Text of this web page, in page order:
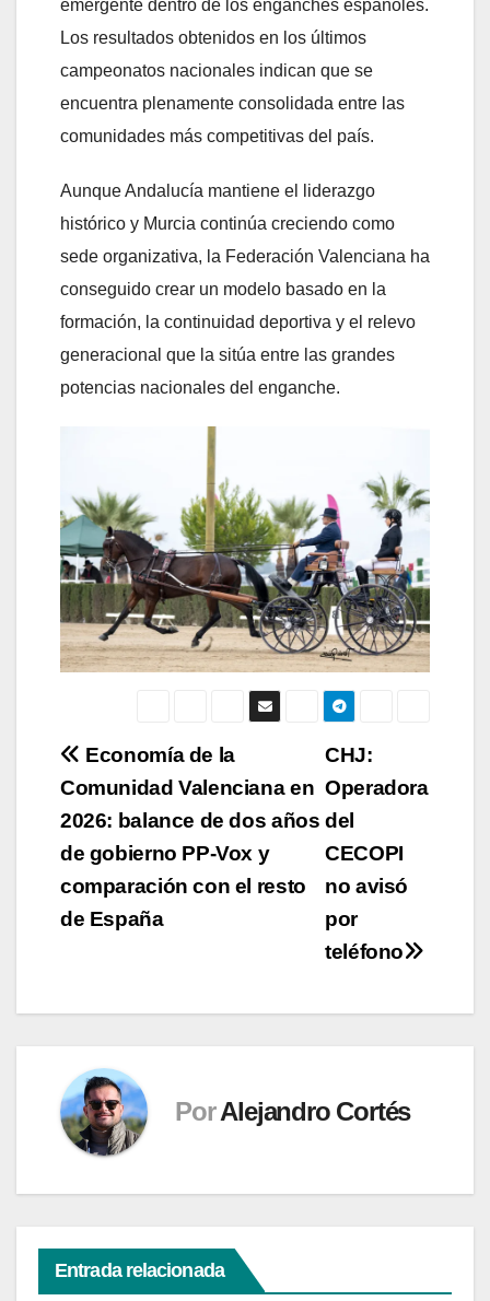
emergente dentro de los enganches españoles.
Los resultados obtenidos en los últimos
campeonatos nacionales indican que se
encuentra plenamente consolidada entre las
comunidades más competitivas del país.
Aunque Andalucía mantiene el liderazgo
histórico y Murcia continúa creciendo como
sede organizativa, la Federación Valenciana ha
conseguido crear un modelo basado en la
formación, la continuidad deportiva y el relevo
generacional que la sitúa entre las grandes
potencias nacionales del enganche.
Navegación
de
entradas
CHJ:
Operadora
del
CECOPI
no avisó
por
teléfono
Economía de la
Comunidad Valenciana en
2026: balance de dos años
de gobierno PP-Vox y
comparación con el resto
de España
Por Alejandro Cortés
Entrada relacionada